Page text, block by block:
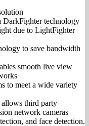
technology
due to LightFighter
to save bandwidth
smooth live view
to meet a wide variety
third party
network cameras
and face detection.